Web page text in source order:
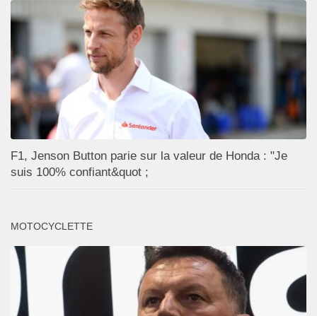
F1, Jenson Button parie sur la valeur de Honda : "Je
suis 100% confiant&quot ;
MOTOCYCLETTE